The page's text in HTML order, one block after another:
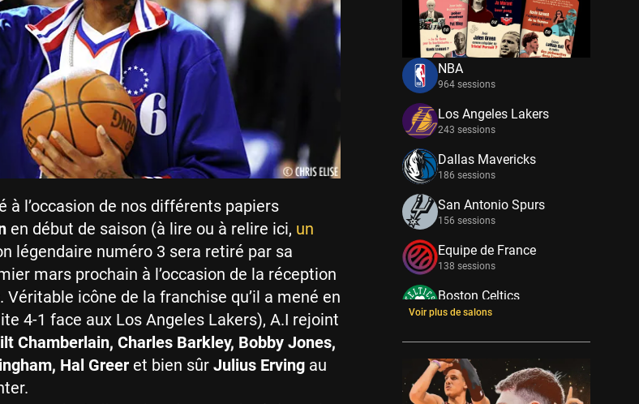
à l’occasion de nos différents papiers
en début de saison (à lire ou à relire ici, un
légendaire numéro 3 sera retiré par sa
mars prochain à l’occasion de la réception
Véritable icône de la franchise qu’il a mené en
4-1 face aux Los Angeles Lakers), A.I rejoint
Chamberlain, Charles Barkley, Bobby Jones,
Hal Greer et bien sûr Julius Erving au
NBA
964 sessions
Los Angeles Lakers
243 sessions
Dallas Mavericks
186 sessions
San Antonio Spurs
156 sessions
Equipe de France
138 sessions
Boston Celtics
133 sessions
New York Knicks
114 sessions
Minnesota Timberwolves
Voir plus de salons